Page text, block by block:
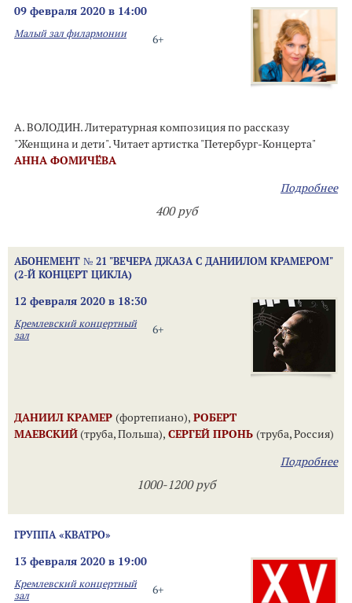
09 февраля 2020 в 14:00
6+
Малый зал филармонии
А. ВОЛОДИН. Литературная композиция по рассказу
"Женщина и дети". Читает артистка "Петербург-Концерта"
АННА ФОМИЧЁВА
Подробнее
400 руб
АБОНЕМЕНТ № 21 "ВЕЧЕРА ДЖАЗА С ДАНИИЛОМ КРАМЕРОМ"
(2-Й КОНЦЕРТ ЦИКЛА)
12 февраля 2020 в 18:30
6+
Кремлевский концертный
зал
ДАНИИЛ КРАМЕР (фортепиано), РОБЕРТ
МАЕВСКИЙ(труба, Польша), СЕРГЕЙ ПРОНЬ (труба, Россия)
Подробнее
1000-1200 руб
ГРУППА «КВАТРО»
13 февраля 2020 в 19:00
6+
Кремлевский концертный
зал